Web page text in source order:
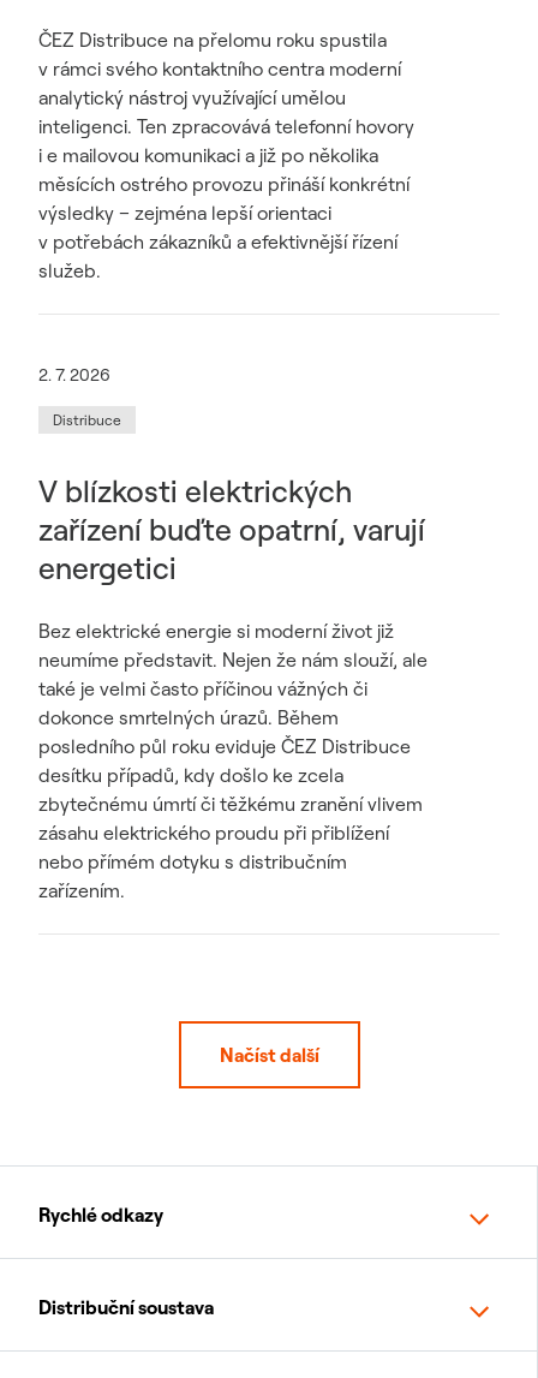
ČEZ Distribuce na přelomu roku spustila
v rámci svého kontaktního centra moderní
analytický nástroj využívající umělou
inteligenci. Ten zpracovává telefonní hovory
i e mailovou komunikaci a již po několika
měsících ostrého provozu přináší konkrétní
výsledky – zejména lepší orientaci
v potřebách zákazníků a efektivnější řízení
služeb.
2. 7. 2026
Distribuce
V blízkosti elektrických
zařízení buďte opatrní, varují
energetici
Bez elektrické energie si moderní život již
neumíme představit. Nejen že nám slouží, ale
také je velmi často příčinou vážných či
dokonce smrtelných úrazů. Během
posledního půl roku eviduje ČEZ Distribuce
desítku případů, kdy došlo ke zcela
zbytečnému úmrtí či těžkému zranění vlivem
zásahu elektrického proudu při přiblížení
nebo přímém dotyku s distribučním
zařízením.
Načíst další
Rychlé odkazy
Distribuční soustava